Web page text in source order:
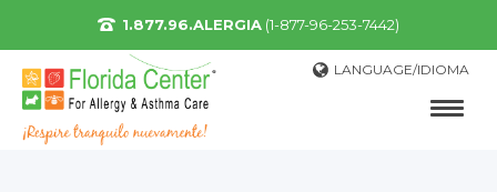
1.877.96.ALERGIA (1-877-96-253-7442)
LANGUAGE/IDIOMA